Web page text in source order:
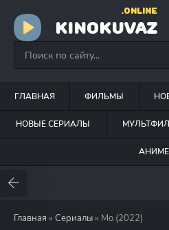
KINOKUVAZ
.ONLINE
ГЛАВНАЯ ФИЛЬМЫ
НОВЫЕ СЕРИАЛЫ
АНИМЕ
Главная » Сериалы » Мо (2022)